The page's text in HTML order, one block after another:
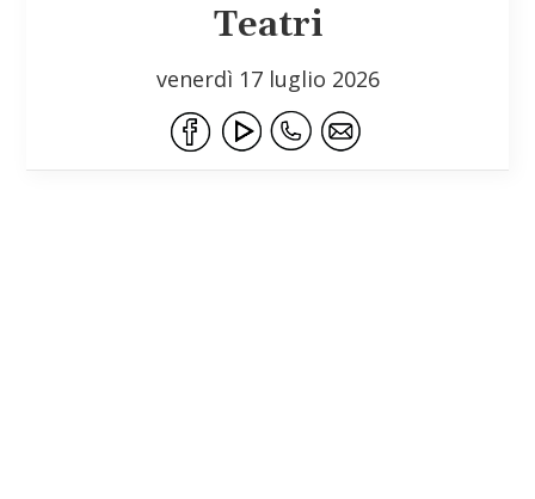
Teatri
venerdì 17 luglio 2026